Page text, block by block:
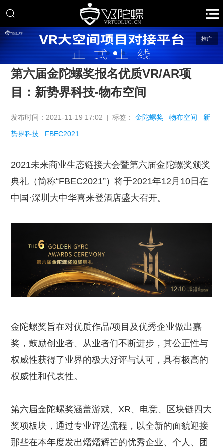
推广
第六届金陀螺奖报名优质VR/AR项
目：新势界科技-物布空间
发布时间：2021-11-19 17:02 | 标签：金陀螺奖 物布空间 新
势界科技 FBEC2021
2021未来商业生态链接大会暨第六届金陀螺奖颁奖
典礼（简称“FBEC2021”）将于2021年12月10日在
中国·深圳大中华喜来登酒店盛大召开。
金陀螺奖旨在对优质作品/项目及优秀企业做出嘉
奖，鼓励创业者、从业者们不断进步，其公正性与
权威性获得了业界的极大好评与认可，具有极高的
权威性和代表性。
第六届金陀螺奖涵盖游戏、XR、电竞、区块链四大
奖项板块，通过专业评选流程，以全新的面貌迎接
那些在本年度发出熠熠辉芒的优秀企业、个人、团